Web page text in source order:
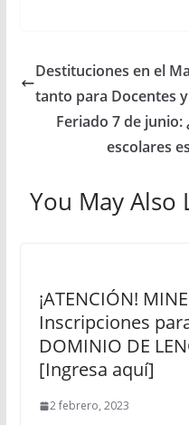
Destituciones en el
tanto para Docentes
Feriado 7 de junio:
escolares
You May Also
¡ATENCIÓN!
Inscripciones
DOMINIO DE
[Ingresa aquí]
2 febrero, 2023